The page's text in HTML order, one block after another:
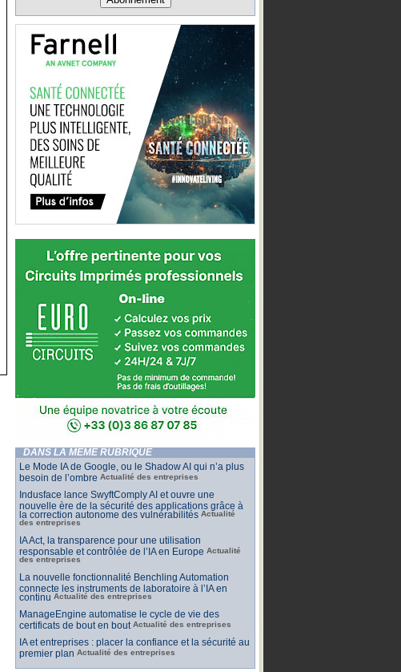
DANS LA MÊME RUBRIQUE
Le Mode IA de Google, ou le Shadow AI qui n’a plus
besoin de l’ombre Actualité des entreprises
Indusface lance SwyftComply AI et ouvre une
nouvelle ère de la sécurité des applications grâce à
la correction autonome des vulnérabilités Actualité
des entreprises
IA Act, la transparence pour une utilisation
responsable et contrôlée de l’IA en Europe Actualité
des entreprises
La nouvelle fonctionnalité Benchling Automation
connecte les instruments de laboratoire à l’IA en
continu Actualité des entreprises
ManageEngine automatise le cycle de vie des
certificats de bout en bout Actualité des entreprises
IA et entreprises : placer la confiance et la sécurité au
premier plan Actualité des entreprises